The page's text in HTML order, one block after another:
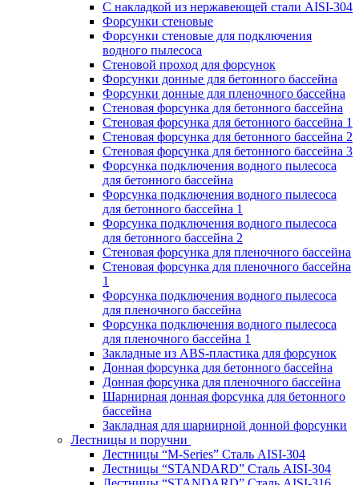
С накладкой из нержавеющей стали AISI-304
Форсунки стеновые
Форсунки стеновые для подключения
водного пылесоса
Стеновой проход для форсунок
Форсунки донные для бетонного бассейна
Форсунки донные для пленочного бассейна
Стеновая форсунка для бетонного бассейна
Стеновая форсунка для бетонного бассейна 1
Стеновая форсунка для бетонного бассейна 2
Стеновая форсунка для бетонного бассейна 3
Форсунка подключения водного пылесоса
для бетонного бассейна
Форсунка подключения водного пылесоса
для бетонного бассейна 1
Форсунка подключения водного пылесоса
для бетонного бассейна 2
Стеновая форсунка для пленочного бассейна
Стеновая форсунка для пленочного бассейна
1
Форсунка подключения водного пылесоса
для пленочного бассейна
Форсунка подключения водного пылесоса
для пленочного бассейна 1
Закладные из ABS-пластика для форсунок
Донная форсунка для бетонного бассейна
Донная форсунка для пленочного бассейна
Шарнирная донная форсунка для бетонного
бассейна
Закладная для шарнирной донной форсунки
Лестницы и поручни
Лестницы “M-Series” Сталь AISI-304
Лестницы “STANDARD” Сталь AISI-304